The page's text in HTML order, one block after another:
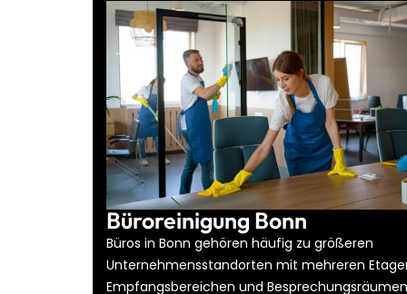
Büroreinigung Bonn
Büros in Bonn gehören häufig zu größeren
Unternehmensstandorten mit mehreren
Empfangsbereichen und